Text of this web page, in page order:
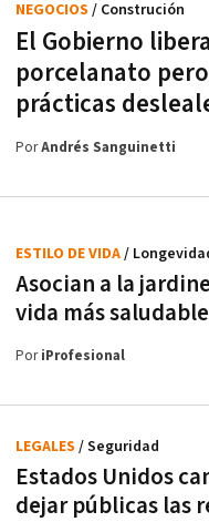
El Gobierno
porcelanato
prácticas
NEGOCIOS / Construción
PorAndrés Sanguinetti
Asocian a la
vida más
ESTILO DE VIDA/
PoriProfesional
Estados Unidos
dejar públicas las
LEGALES / Seguridad